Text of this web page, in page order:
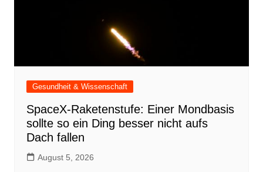
Gesundheit & Wissenschaft
SpaceX-Raketenstufe: Einer Mondbasis
sollte so ein Ding besser nicht aufs
Dach fallen
August 5, 2026